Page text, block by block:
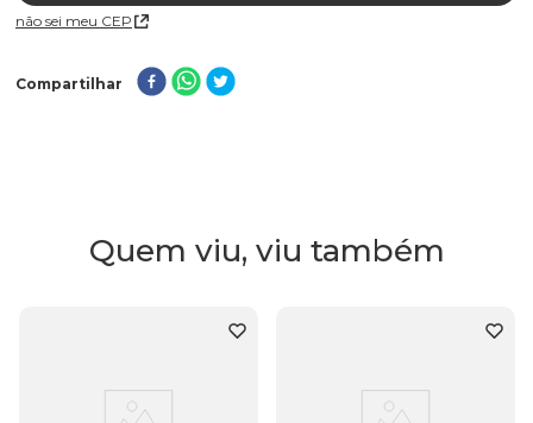
Não sei meu CEP
Compartilhar
Quem viu, viu também